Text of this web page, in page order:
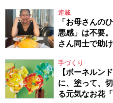
連載
「お母さんの
悪感」は不要
さん同士で助
手づくり
【ボーネルン
に、塗って、
る元気なお花